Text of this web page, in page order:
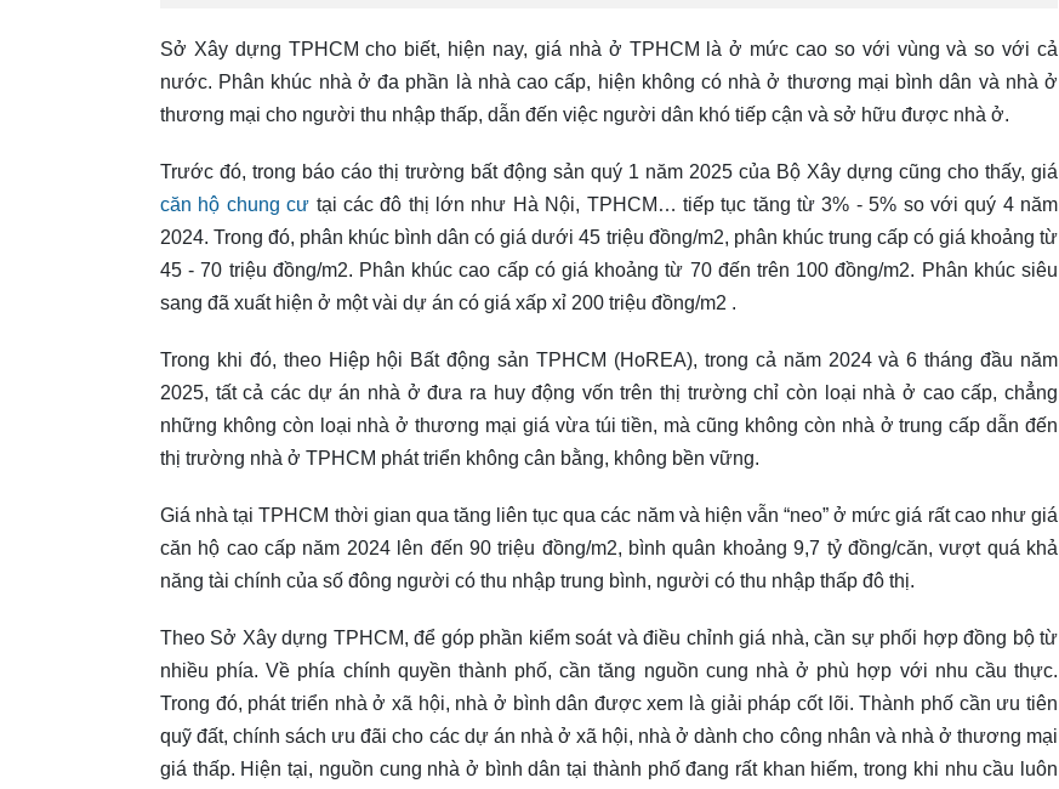
Sở Xây dựng TPHCM cho biết, hiện nay, giá nhà ở TPHCM là ở mức cao so với vùng và so với cả
nước. Phân khúc nhà ở đa phần là nhà cao cấp, hiện không có nhà ở thương mại bình dân và nhà ở
thương mại cho người thu nhập thấp, dẫn đến việc người dân khó tiếp cận và sở hữu được nhà ở.
Trước đó, trong báo cáo thị trường bất động sản quý 1 năm 2025 của Bộ Xây dựng cũng cho thấy, giá
căn hộ chung cư tại các đô thị lớn như Hà Nội, TPHCM… tiếp tục tăng từ 3% - 5% so với quý 4 năm
2024. Trong đó, phân khúc bình dân có giá dưới 45 triệu đồng/m2, phân khúc trung cấp có giá khoảng từ
45 - 70 triệu đồng/m2. Phân khúc cao cấp có giá khoảng từ 70 đến trên 100 đồng/m2. Phân khúc siêu
sang đã xuất hiện ở một vài dự án có giá xấp xỉ 200 triệu đồng/m2 .
Trong khi đó, theo Hiệp hội Bất động sản TPHCM (HoREA), trong cả năm 2024 và 6 tháng đầu năm
2025, tất cả các dự án nhà ở đưa ra huy động vốn trên thị trường chỉ còn loại nhà ở cao cấp, chẳng
những không còn loại nhà ở thương mại giá vừa túi tiền, mà cũng không còn nhà ở trung cấp dẫn đến
thị trường nhà ở TPHCM phát triển không cân bằng, không bền vững.
Giá nhà tại TPHCM thời gian qua tăng liên tục qua các năm và hiện vẫn “neo” ở mức giá rất cao như giá
căn hộ cao cấp năm 2024 lên đến 90 triệu đồng/m2, bình quân khoảng 9,7 tỷ đồng/căn, vượt quá khả
năng tài chính của số đông người có thu nhập trung bình, người có thu nhập thấp đô thị.
Theo Sở Xây dựng TPHCM, để góp phần kiểm soát và điều chỉnh giá nhà, cần sự phối hợp đồng bộ từ
nhiều phía. Về phía chính quyền thành phố, cần tăng nguồn cung nhà ở phù hợp với nhu cầu thực.
Trong đó, phát triển nhà ở xã hội, nhà ở bình dân được xem là giải pháp cốt lõi. Thành phố cần ưu tiên
quỹ đất, chính sách ưu đãi cho các dự án nhà ở xã hội, nhà ở dành cho công nhân và nhà ở thương mại
giá thấp. Hiện tại, nguồn cung nhà ở bình dân tại thành phố đang rất khan hiếm, trong khi nhu cầu luôn